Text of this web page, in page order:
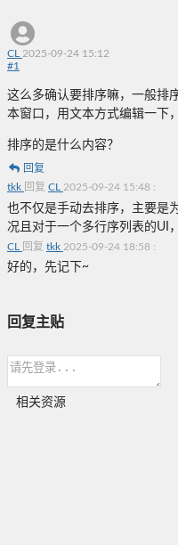
CL 2025-09-24 15:12
#1
这么多确认要排序嘛，一般排
本窗口，用文本方式编辑一下
排序的是什么内容？
回复
tkk 回复 CL 2025-09-24 15:48 :
也不仅是手动去排序，主要是
况且对于一个多行序列表的UI
CL 回复 tkk 2025-09-24 18:58 :
好的，先记下~
回复主贴
相关资源